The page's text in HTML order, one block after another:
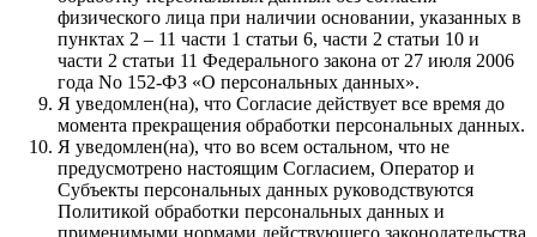
физического лица при наличии основании, указанных в
пунктах 2 – 11 части 1 статьи 6, части 2 статьи 10 и
части 2 статьи 11 Федерального закона от 27 июля 2006
года No 152-ФЗ «О персональных данных».
Я уведомлен(на), что Согласие действует все время до
момента прекращения обработки персональных данных.
Я уведомлен(на), что во всем остальном, что не
предусмотрено настоящим Согласием, Оператор и
Субъекты персональных данных руководствуются
Политикой обработки персональных данных и
применимыми нормами действующего законодательства